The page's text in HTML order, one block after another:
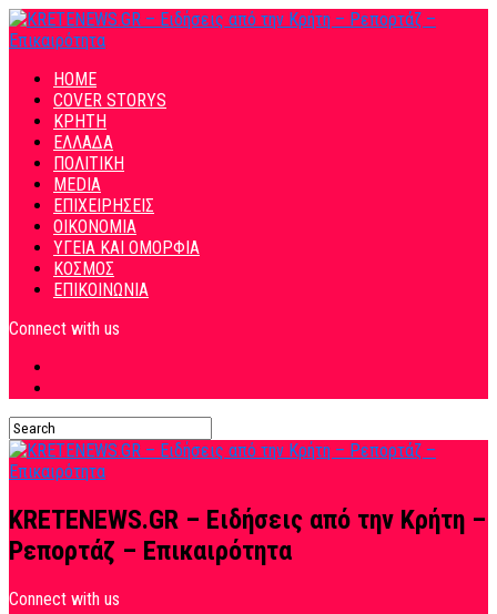
HOME
COVER STORYS
ΚΡΗΤΗ
ΕΛΛΑΔΑ
ΠΟΛΙΤΙΚΗ
MEDIA
ΕΠΙΧΕΙΡΗΣΕΙΣ
ΟΙΚΟΝΟΜΙΑ
ΥΓΕΙΑ ΚΑΙ ΟΜΟΡΦΙΑ
ΚΟΣΜΟΣ
ΕΠΙΚΟΙΝΩΝΙΑ
Connect with us
KRETENEWS.GR – Ειδήσεις από την Κρήτη –
Ρεπορτάζ – Επικαιρότητα
Connect with us